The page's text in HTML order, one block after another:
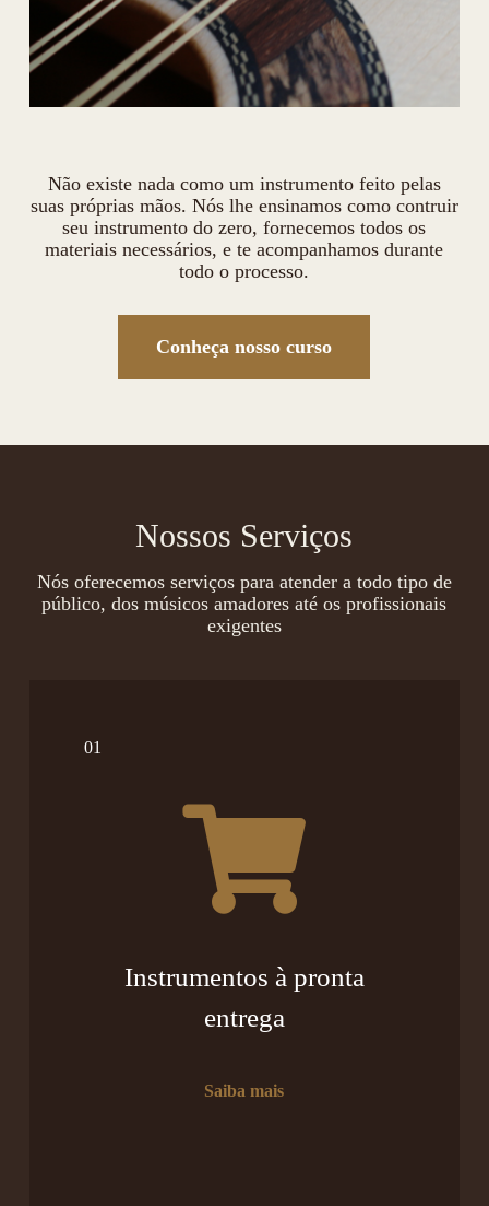
Não existe nada como um instrumento feito pelas
suas próprias mãos. Nós lhe ensinamos como contruir
seu instrumento do zero, fornecemos todos os
materiais necessários, e te acompanhamos durante
todo o processo.
Conheça nosso curso
Nossos Serviços
Nós oferecemos serviços para atender a todo tipo de
público, dos músicos amadores até os profissionais
exigentes
01
Instrumentos à pronta
entrega
Saiba mais